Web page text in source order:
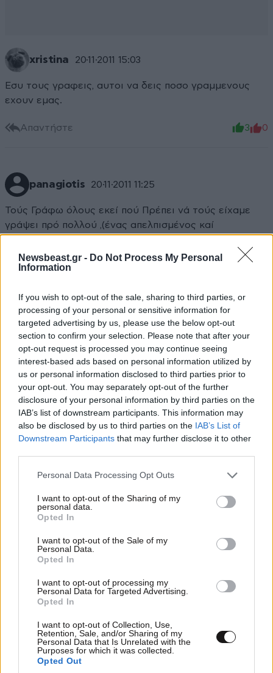
Newsbeast.gr - Do Not Process My Personal
Information
If you wish to opt-out of the sale, sharing to third parties, or
processing of your personal or sensitive information for
targeted advertising by us, please use the below opt-out
section to confirm your selection. Please note that after your
opt-out request is processed you may continue seeing
interest-based ads based on personal information utilized by
us or personal information disclosed to third parties prior to
your opt-out. You may separately opt-out of the further
disclosure of your personal information by third parties on the
IAB’s list of downstream participants. This information may
also be disclosed by us to third parties on the IAB’s List of
Downstream Participants that may further disclose it to other
Please note that this website/app uses one or more Google
not limited to your visit or usage behaviour. You may click to
grant or deny consent to Google and its third-party tags to
use your data for below specified purposes in below Google
consent section.
Personal Data Processing Opt Outs
I want to opt-out of the Sharing of my
personal data.
Opted In
I want to opt-out of the Sale of my
Personal Data.
Opted In
I want to opt-out of processing my
Personal Data for Targeted Advertising.
Opted In
I want to opt-out of Collection, Use,
Retention, Sale, and/or Sharing of my
Personal Data that Is Unrelated with the
Purposes for which it was collected.
Opted Out
xristina 20·11·2011 15:03
Εσυ τους γραφεις, αυτοι να δεις ποσο γραμμενους
εχουν εμας.
Απαντήστε 3 0
panagiotis 20·11·2011 11:25
Τούς Γράφω όλους εκεί πού Πρέπει νά τούς είχαμε
γράψει πρό πολλού ,(ένας απελπισμένος καί
Απαντήστε
TRENDING
Η αυτοκρατορία του «Έντικ» και ο «μεγάλος»
που φέρεται να βρίσκεται πίσω του – Τι ορίζει ο